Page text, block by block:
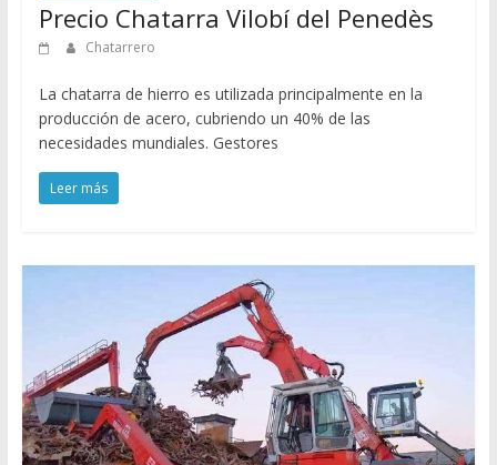
Precio Chatarra Vilobí del Penedès
Chatarrero
La chatarra de hierro es utilizada principalmente en la
producción de acero, cubriendo un 40% de las
necesidades mundiales. Gestores
Leer más